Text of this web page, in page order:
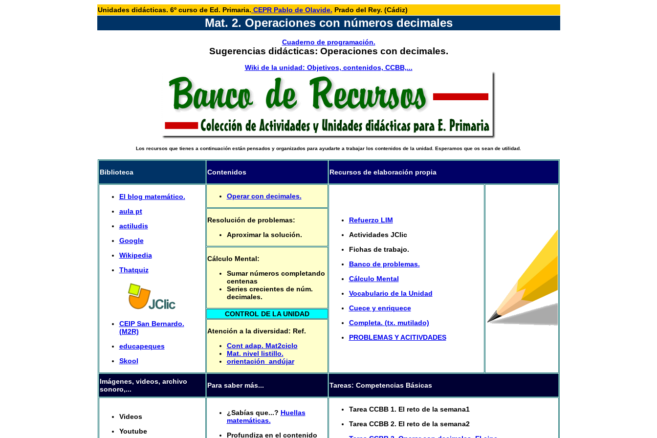
Unidades didácticas. 6º curso de Ed. Primaria. CEPR Pablo de Olavide. Prado del Rey. (Cádiz)
Mat. 2. Operaciones con números decimales
Cuaderno de programación.
Sugerencias didácticas: Operaciones con decimales.
Wiki de la unidad: Objetivos, contenidos, CCBB,...
Los recursos que tienes a continuación están pensados y organizados para ayudarte a trabajar los contenidos de la unidad. Esperamos que os sean de utilidad.
Biblioteca Contenidos Recursos de elaboración propia
El blog matemático.
aula pt
actiludis
Google
Wikipedia
Thatquiz
CEIP San Bernardo.
(M2R)
educapeques
Skool
Operar con decimales.
Refuerzo LIM
Actividades JClic
Fichas de trabajo.
Banco de problemas.
Cálculo Mental
Vocabulario de la Unidad
Cuece y enriquece
Completa. (tx. mutilado)
PROBLEMAS Y ACITIVDADES
Resolución de problemas:
Aproximar la solución.
Cálculo Mental:
Sumar números completando
centenas
Series crecientes de núm.
decimales.
CONTROL DE LA UNIDAD
Atención a la diversidad: Ref.
Cont adap. Mat2ciclo
Mat. nivel listillo.
orientación_andújar
Imágenes, videos, archivo
sonoro,...
Para saber más... Tareas: Competencias Básicas
Videos
Youtube
¿Sabías que...? Huellas
matemáticas.
Profundiza en el contenido
Tarea CCBB 1. El reto de la semana1
Tarea CCBB 2. El reto de la semana2